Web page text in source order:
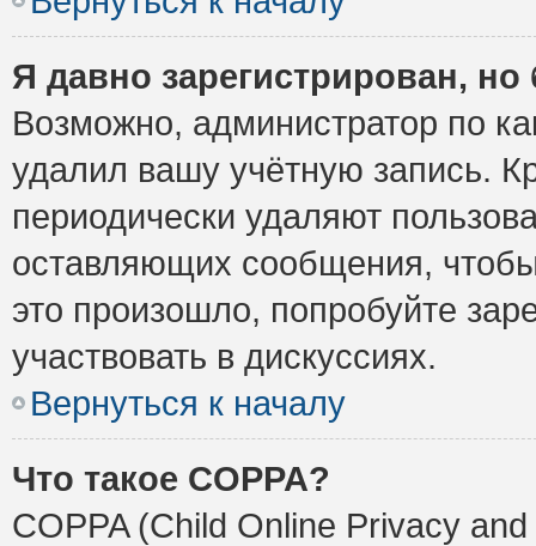
Я давно зарегистрирован,
Возможно, администратор по
удалил вашу учётную запись.
периодически удаляют
оставляющих сообщения,
это произошло, попробуйте
участвовать в дискуссиях.
Вернуться к началу
Что такое COPPA?
COPPA (Child Online Privacy